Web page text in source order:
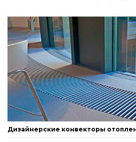
Решетка алюминиевая для
Black 65.
6 583,50
Комплект S рамка с
конвекторов Carrera 4S
5 148,00 грн.
Дизайнерские конвекторы